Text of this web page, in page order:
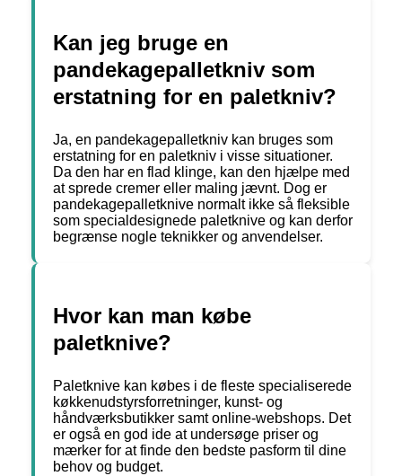
Kan jeg bruge en
pandekagepalletkniv som
erstatning for en paletkniv?
Ja, en pandekagepalletkniv kan bruges som
erstatning for en paletkniv i visse situationer.
Da den har en flad klinge, kan den hjælpe med
at sprede cremer eller maling jævnt. Dog er
pandekagepalletknive normalt ikke så fleksible
som specialdesignede paletknive og kan derfor
begrænse nogle teknikker og anvendelser.
Hvor kan man købe
paletknive?
Paletknive kan købes i de fleste specialiserede
køkkenudstyrsforretninger, kunst- og
håndværksbutikker samt online-webshops. Det
er også en god ide at undersøge priser og
mærker for at finde den bedste pasform til dine
behov og budget.